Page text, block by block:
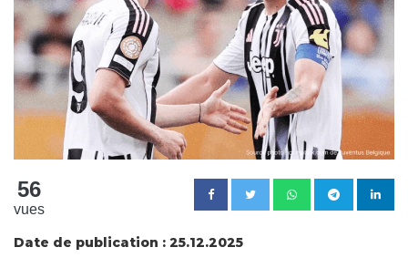
56
vues
Date de publication : 25.12.2025